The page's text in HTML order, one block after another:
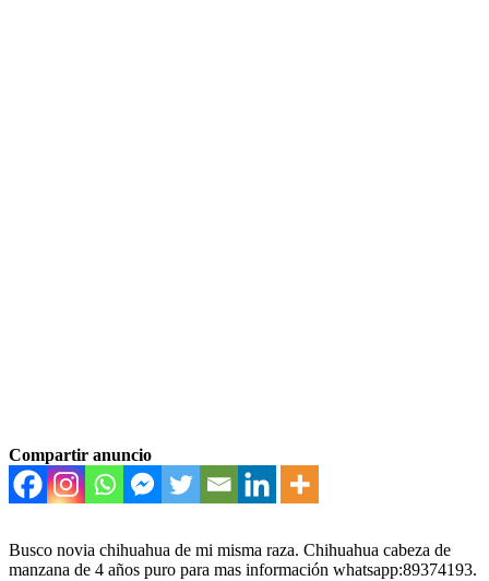
Compartir anuncio
Busco novia chihuahua de mi misma raza. Chihuahua cabeza de
manzana de 4 años puro para mas información whatsapp:89374193.